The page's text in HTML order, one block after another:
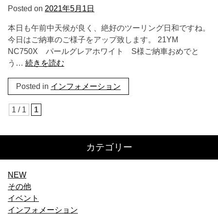
Posted on 2021年5月1日
本日も午前中天候が良く、絶好のツーリング日和ですね。
今日はご納車のご様子をアップ致します。 21YM
NC750X パールグレアホワイト S様ご納車おめでと
う… 続きを読む
Posted in インフォメーション
1 / 1 1
カテゴリー
NEW
その他
イベント
インフォメーション